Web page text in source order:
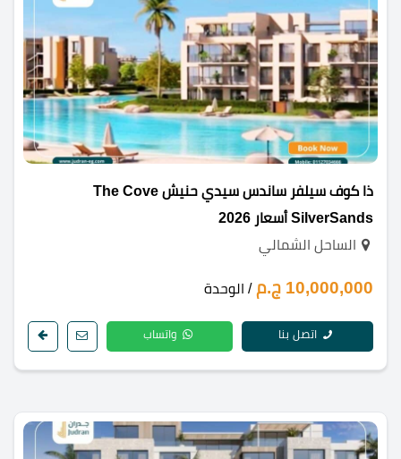
ذا كوف سيلفر ساندس سيدي حنيش The Cove
SilverSands أسعار 2026
الساحل الشمالي
10,000,000 ج.م / الوحدة
اتصل بنا واتساب